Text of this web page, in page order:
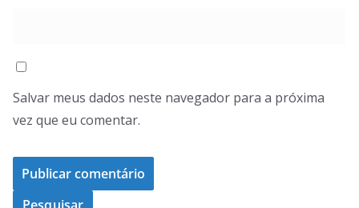
Salvar meus dados neste navegador para a próxima
vez que eu comentar.